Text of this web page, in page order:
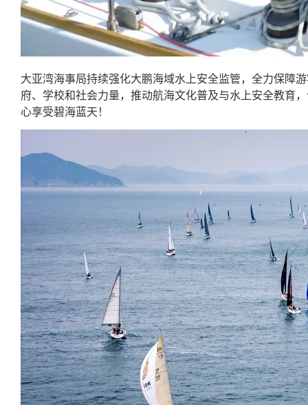
大亚湾海事局持续强化大鹏海域水上安全监管，全力保障
府、学校和社会力量，推动航海文化普及与水上安全教育
心享受碧海蓝天！